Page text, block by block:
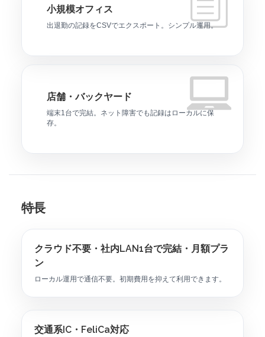
小規模オフィス
出退勤の記録をCSVでエクスポート。シンプル運用。
店舗・バックヤード
端末1台で完結。ネット障害でも記録はローカルに保
存。
特長
クラウド不要・社内LAN1台で完結・月額プラ
ン
ローカル運用で通信不要。初期費用を抑えて利用できます。
交通系IC・FeliCa対応